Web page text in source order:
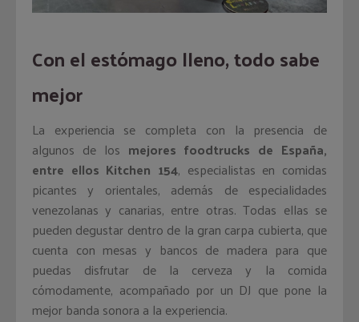
Con el estómago lleno, todo sabe
mejor
La experiencia se completa con la presencia de
algunos de los mejores foodtrucks de España,
entre ellos Kitchen 154, especialistas en comidas
picantes y orientales, además de especialidades
venezolanas y canarias, entre otras. Todas ellas se
pueden degustar dentro de la gran carpa cubierta, que
cuenta con mesas y bancos de madera para que
puedas disfrutar de la cerveza y la comida
cómodamente, acompañado por un DJ que pone la
mejor banda sonora a la experiencia.